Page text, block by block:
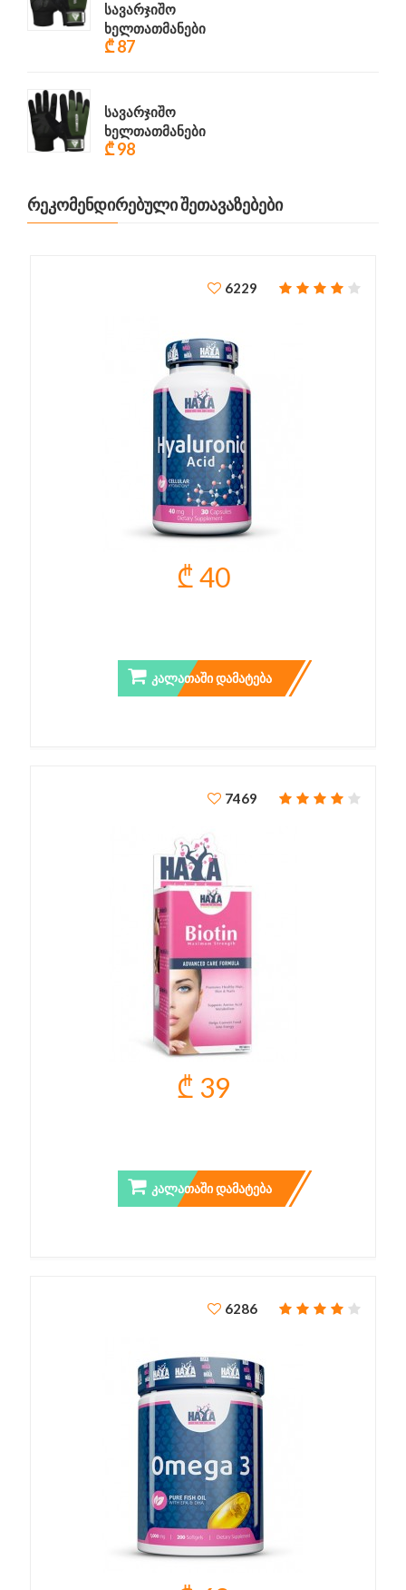
სავარჯიშო
ხელთათმანები
₾ 87
სავარჯიშო
ხელთათმანები
₾ 98
ᲠᲔᲙᲝᲛᲔᲜᲓᲘᲠᲔᲑᲣᲚᲘ ᲨᲔᲗᲐᲕᲐᲖᲔᲑᲔᲑᲘ
6229
₾ 40
ᲙᲐᲚᲐᲗᲐᲨᲘ ᲓᲐᲛᲐᲢᲔᲑᲐ
7469
₾ 39
ᲙᲐᲚᲐᲗᲐᲨᲘ ᲓᲐᲛᲐᲢᲔᲑᲐ
6286